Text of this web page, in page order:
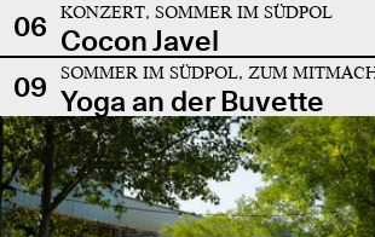
06 KONZERT, SOMMER IM SÜDPOL
Cocon Javel
09
SOMMER IM SÜDPOL, ZUM
Yoga an der Buvette